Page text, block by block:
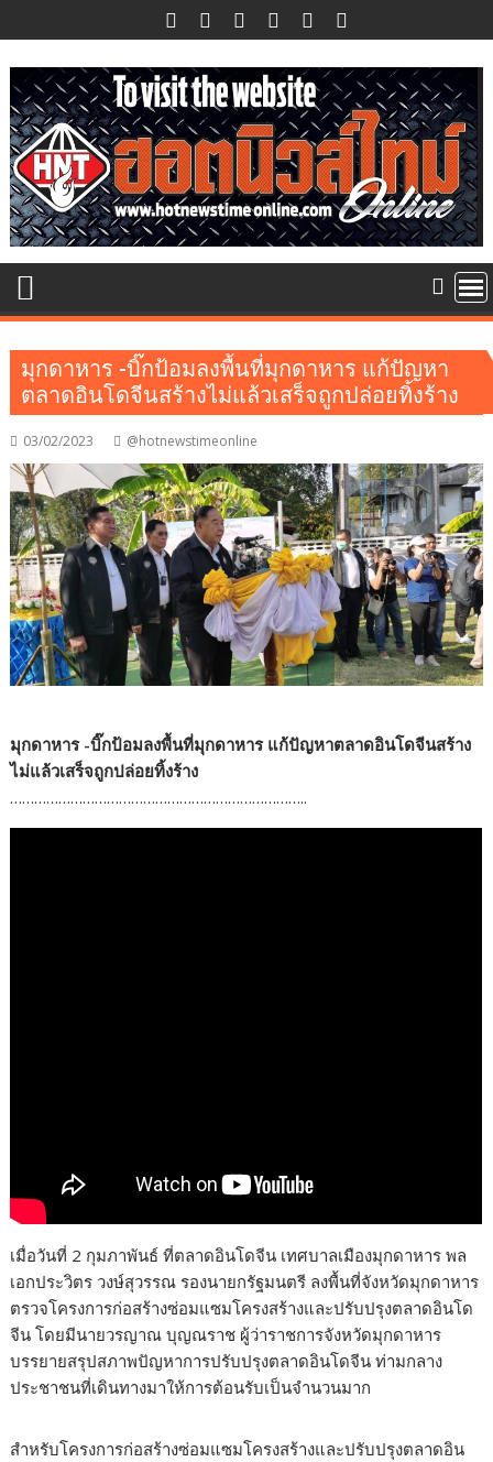
to
content
มุกดาหาร -บิ๊กป้อมลงพื้นที่มุกดาหาร แก้ปัญหา
ตลาดอินโดจีนสร้างไม่แล้วเสร็จถูกปล่อยทิ้งร้าง
03/02/2023 @hotnewstimeonline
มุกดาหาร -บิ๊กป้อมลงพื้นที่มุกดาหาร แก้ปัญหาตลาดอินโดจีนสร้าง
ไม่แล้วเสร็จถูกปล่อยทิ้งร้าง
………………………………………………………………..
เมื่อวันที่ 2 กุมภาพันธ์ ที่ตลาดอินโดจีน เทศบาลเมืองมุกดาหาร พล
เอกประวิตร วงษ์สุวรรณ รองนายกรัฐมนตรี ลงพื้นที่จังหวัดมุกดาหาร
ตรวจโครงการก่อสร้างซ่อมแซมโครงสร้างและปรับปรุงตลาดอินโด
จีน โดยมีนายวรญาณ บุญณราช ผู้ว่าราชการจังหวัดมุกดาหาร
บรรยายสรุปสภาพปัญหาการปรับปรุงตลาดอินโดจีน ท่ามกลาง
ประชาชนที่เดินทางมาให้การต้อนรับเป็นจำนวนมาก
สำหรับโครงการก่อสร้างซ่อมแซมโครงสร้างและปรับปรุงตลาดอิน